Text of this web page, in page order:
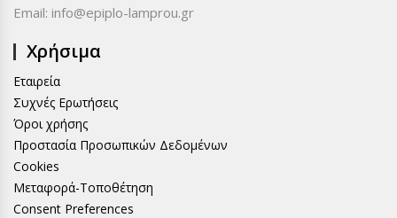
Email: info@epiplo-lamprou.gr
Χρήσιμα
Εταιρεία
Συχνές Ερωτήσεις
Όροι χρήσης
Προστασία Προσωπικών Δεδομένων
Cookies
Μεταφορά-Τοποθέτηση
Consent Preferences